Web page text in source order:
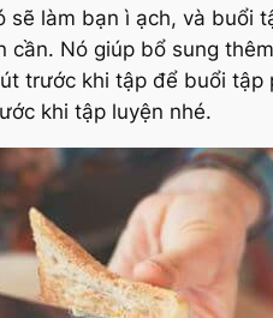
làm bạn ì ạch, và buổi
Nó giúp bổ sung
trước khi tập để buổi
khi tập luyện nhé.